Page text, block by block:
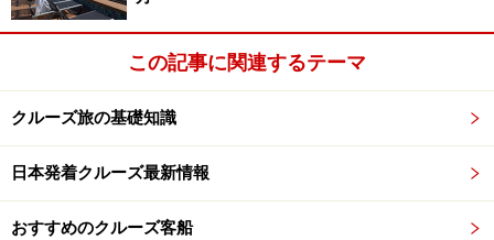
デッキ：プール、ジャグジー、ムービーズ・アンダー・
ザ・スターズ(屋外スクリーン)、スポーツデッキ、サン
この記事に関連するテーマ
クルーズ旅の基礎知識
日本発着クルーズ最新情報
おすすめのクルーズ客船